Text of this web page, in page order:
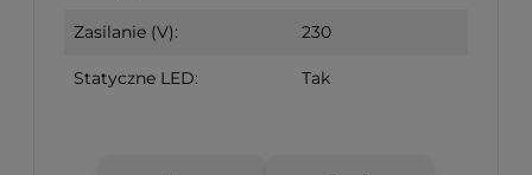
Zasilanie (V): 230
Statyczne LED: Tak